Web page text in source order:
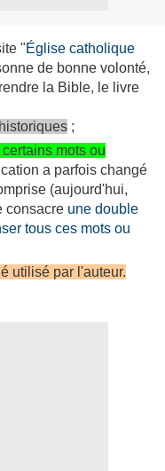
"Église catholique
de bonne volonté,
la Bible, le livre
;
mots ou
a parfois changé
(aujourd'hui,
consacre une double
tous ces mots ou
utilisé par l'auteur.